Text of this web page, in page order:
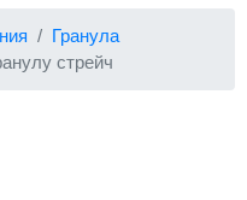
Гранула
стрейч